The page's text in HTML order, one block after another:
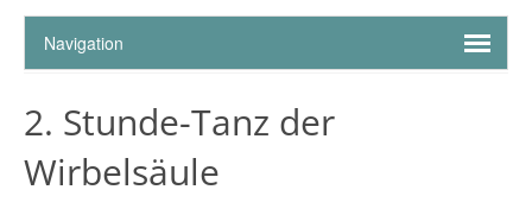
2. Stunde-Tanz der
Wirbelsäule